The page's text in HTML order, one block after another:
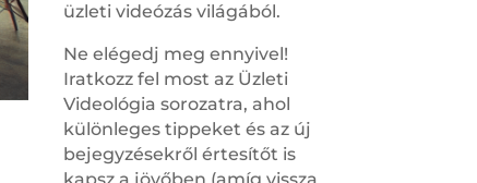
üzleti videózás világából.
Ne elégedj meg ennyivel!
Iratkozz fel most az Üzleti
Videológia sorozatra, ahol
különleges tippeket és az új
bejegyzésekről értesítőt is